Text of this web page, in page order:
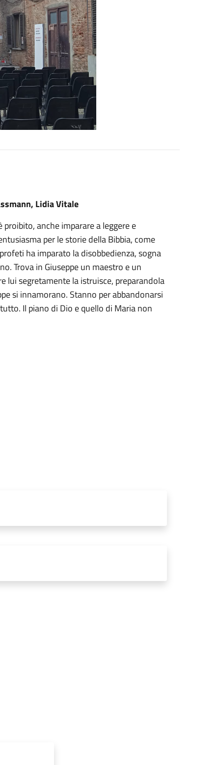
Lidia Vitale
anche imparare a leggere e
per le storie della Bibbia, come
ha imparato la disobbedienza, sogna
Trova in Giuseppe un maestro e un
lui segretamente la istruisce, preparandola
si innamorano. Stanno per abbandonarsi
Il piano di Dio e quello di Maria non